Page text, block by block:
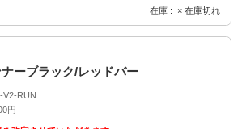
在庫 × 在庫切れ
ーブラック/レッドバー
V2-RUN
円